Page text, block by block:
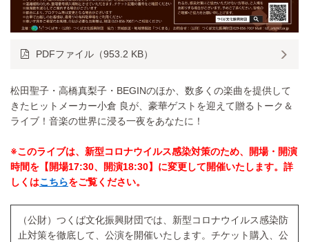
PDFファイル（953.2 KB）
松田聖子・高橋真梨子・BEGINのほか、数多くの楽曲を提供して
きたヒットメーカー小倉 良が、豪華ゲストを迎えて贈るトーク＆
ライブ！音楽の世界に浸る一夜をあなたに！
※このライブは、新型コロナウイルス感染対策のため、開場・開演
時間を【開場17:30、開演18:30】に変更して開催いたします。詳
しくはこちらをご覧ください。
（公財）つくば文化振興財団では、新型コロナウイルス感染防
止対策を徹底して、公演を開催いたします。チケット購入、公